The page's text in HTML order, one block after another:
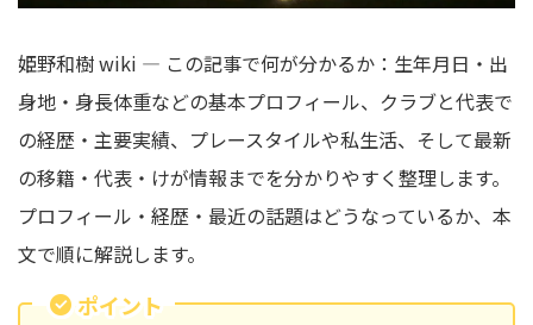
姫野和樹 wiki — この記事で何が分かるか：生年月日・出
身地・身長体重などの基本プロフィール、クラブと代表で
の経歴・主要実績、プレースタイルや私生活、そして最新
の移籍・代表・けが情報までを分かりやすく整理します。
プロフィール・経歴・最近の話題はどうなっているか、本
文で順に解説します。
ポイント